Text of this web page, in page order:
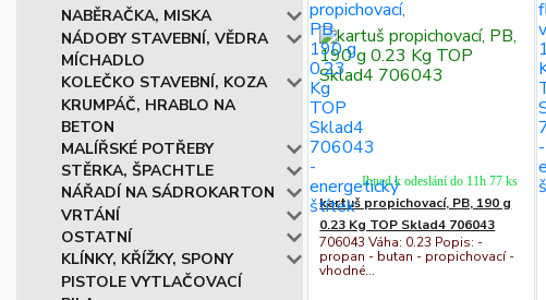
NABĚRAČKA, MISKA
NÁDOBY STAVEBNÍ, VĚDRA
MÍCHADLO
KOLEČKO STAVEBNÍ, KOZA
KRUMPÁČ, HRABLO NA
BETON
MALÍŘSKÉ POTŘEBY
STĚRKA, ŠPACHTLE
NÁŘADÍ NA SÁDROKARTON
VRTÁNÍ
OSTATNÍ
KLÍNKY, KŘÍŽKY, SPONY
PISTOLE VYTLAČOVACÍ
kartuš propichovací, PB, 190 g
0.23 Kg TOP Sklad4 706043
706043 Váha: 0.23 Popis: -
propan - butan - propichovací -
vhodné...
Ihned k odeslání do 11h 77 ks